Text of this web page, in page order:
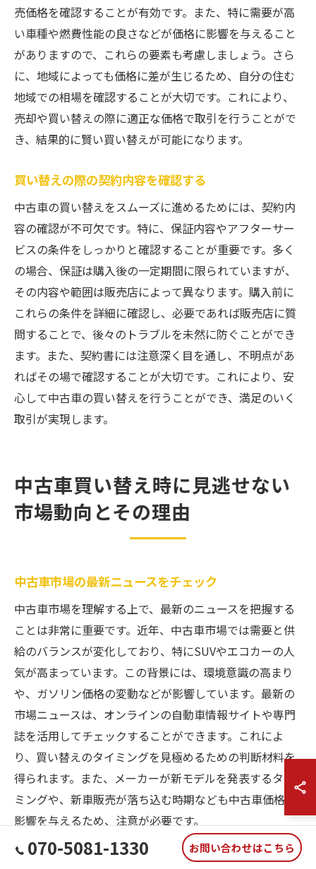
売価格を確認することが有効です。また、特に需要が高
い車種や燃費性能の良さなどが価格に影響を与えること
がありますので、これらの要素も考慮しましょう。さら
に、地域によっても価格に差が生じるため、自分の住む
地域での相場を確認することが大切です。これにより、
売却や買い替えの際に適正な価格で取引を行うことがで
き、結果的に賢い買い替えが可能になります。
買い替えの際の契約内容を確認する
中古車の買い替えをスムーズに進めるためには、契約内
容の確認が不可欠です。特に、保証内容やアフターサー
ビスの条件をしっかりと確認することが重要です。多く
の場合、保証は購入後の一定期間に限られていますが、
その内容や範囲は販売店によって異なります。購入前に
これらの条件を詳細に確認し、必要であれば販売店に質
問することで、後々のトラブルを未然に防ぐことができ
ます。また、契約書には注意深く目を通し、不明点があ
ればその場で確認することが大切です。これにより、安
心して中古車の買い替えを行うことができ、満足のいく
取引が実現します。
中古車買い替え時に見逃せない
市場動向とその理由
中古車市場の最新ニュースをチェック
中古車市場を理解する上で、最新のニュースを把握する
ことは非常に重要です。近年、中古車市場では需要と供
給のバランスが変化しており、特にSUVやエコカーの人
気が高まっています。この背景には、環境意識の高まり
や、ガソリン価格の変動などが影響しています。最新の
市場ニュースは、オンラインの自動車情報サイトや専門
誌を活用してチェックすることができます。これによ
り、買い替えのタイミングを見極めるための判断材料を
得られます。また、メーカーが新モデルを発表するタイ
ミングや、新車販売が落ち込む時期なども中古車価格に
影響を与えるため、注意が必要です。
経済状況と中古車価格の関係
070-5081-1330 お問い合わせはこちら